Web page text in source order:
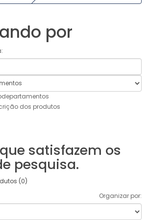
por
dos produtos
satisfazem os
pesquisa.
(0)
Organizar por: